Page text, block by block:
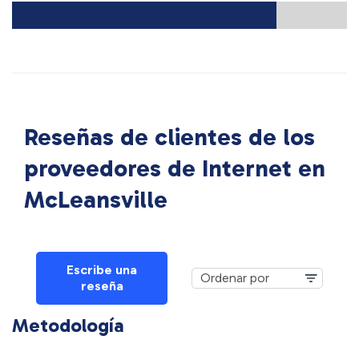
Reseñas de clientes de los
proveedores de Internet en
McLeansville
Escribe una
reseña
Metodología